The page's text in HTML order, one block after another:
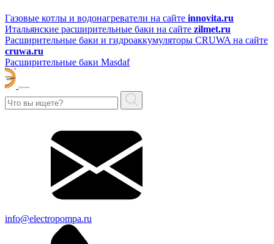
Газовые котлы и водонагреватели на сайте innovita.ru
Итальянские расширительные баки на сайте zilmet.ru
Расширительные баки и гидроаккумуляторы CRUWA на сайте
cruwa.ru
Расширительные баки Masdaf
info@electropompa.ru